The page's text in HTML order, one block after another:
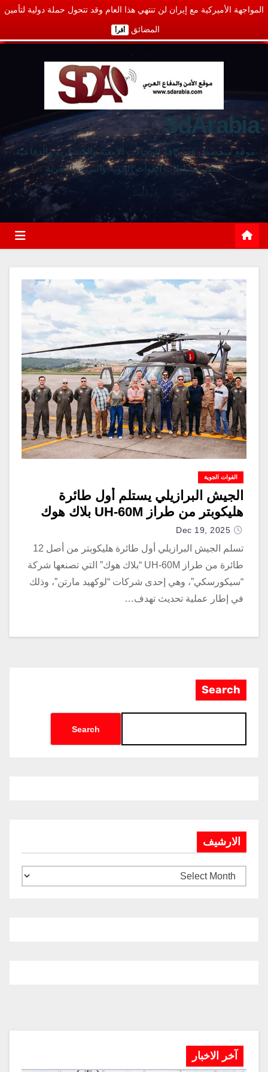
المواجهة الأميركية مع إيران لن تنتهي هذا العام وقد تتحول حملة دولية لتأمين
المضائق أقرأ
SdArabia
موقع متخصص في كافة المجالات الأمنية والعسكرية والدفاعية،
يغطي نشاطات القوات الجوية والبرية والبحرية
القوات الجوية
الجيش البرازيلي يستلم أول طائرة
هليكوبتر من طراز UH-60M بلاك هوك
Dec 19, 2025
تسلم الجيش البرازيلي أول طائرة هليكوبتر من أصل 12
طائرة من طراز UH-60M “بلاك هوك” التي تصنعها شركة
“سيكورسكي”، وهي إحدى شركات “لوكهيد مارتن”، وذلك
في إطار عملية تحديث تهدف…
Search
Search
الارشيف
آخر الاخبار